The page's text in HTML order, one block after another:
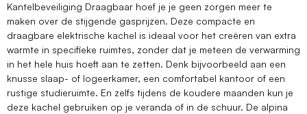
Kantelbeveiliging Draagbaar hoef je je geen zorgen meer te
maken over de stijgende gasprijzen. Deze compacte en
draagbare elektrische kachel is ideaal voor het creëren van extra
warmte in specifieke ruimtes, zonder dat je meteen de verwarming
in het hele huis hoeft aan te zetten. Denk bijvoorbeeld aan een
knusse slaap- of logeerkamer, een comfortabel kantoor of een
rustige studieruimte. En zelfs tijdens de koudere maanden kun je
deze kachel gebruiken op je veranda of in de schuur. De alpina